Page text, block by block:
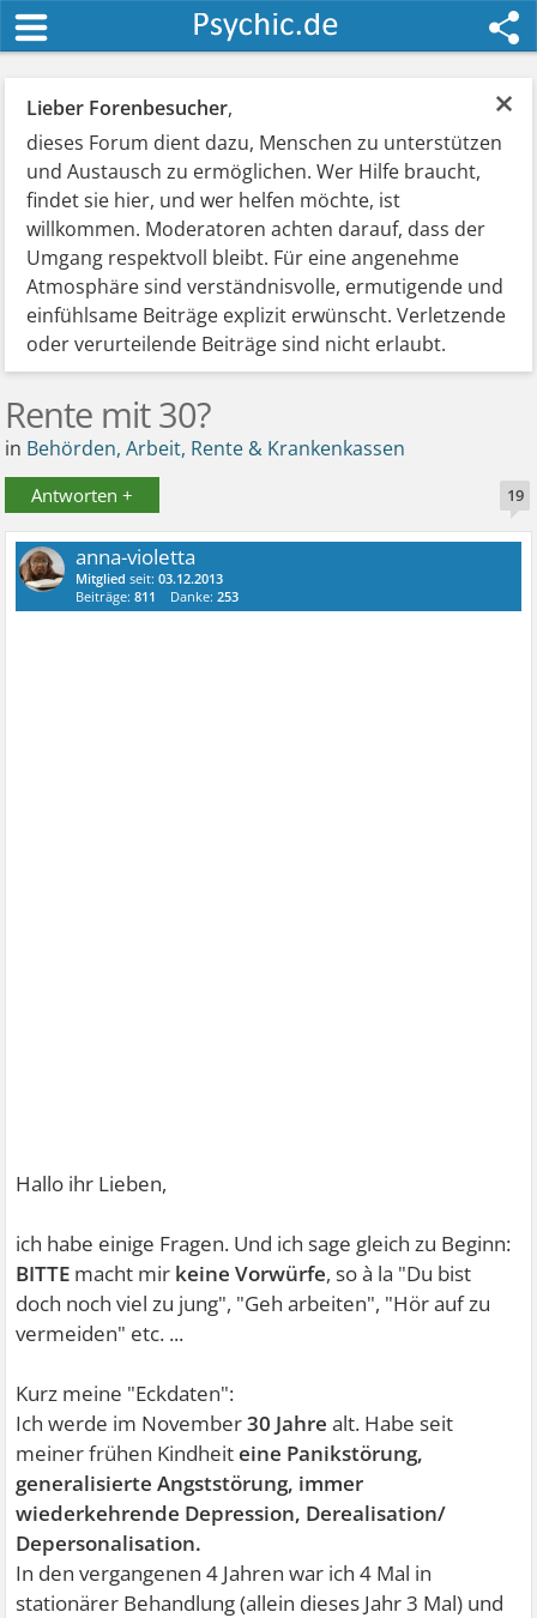
×
Lieber Forenbesucher,
dieses Forum dient dazu, Menschen zu unterstützen
und Austausch zu ermöglichen. Wer Hilfe braucht,
findet sie hier, und wer helfen möchte, ist
willkommen. Moderatoren achten darauf, dass der
Umgang respektvoll bleibt. Für eine angenehme
Atmosphäre sind verständnisvolle, ermutigende und
einfühlsame Beiträge explizit erwünscht. Verletzende
oder verurteilende Beiträge sind nicht erlaubt.
Rente mit 30?
in Behörden, Arbeit, Rente & Krankenkassen
Antworten + 19
anna-violetta
Mitglied seit:03.12.2013
Beiträge:811 Danke:253
Hallo ihr Lieben,
ich habe einige Fragen. Und ich sage gleich zu Beginn:
BITTE macht mir keine Vorwürfe, so à la "Du bist
doch noch viel zu jung", "Geh arbeiten", "Hör auf zu
vermeiden" etc. ...
Kurz meine "Eckdaten":
Ich werde im November30 Jahre alt. Habe seit
meiner frühen Kindheiteine Panikstörung,
generalisierte Angststörung, immer
wiederkehrende Depression, Derealisation/
Depersonalisation.
In den vergangenen 4 Jahren war ich 4 Mal in
stationärer Behandlung (allein dieses Jahr 3 Mal) und